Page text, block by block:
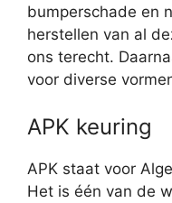
bumperschade en
herstellen van al
ons terecht.
voor diverse
APK keuring
APK staat voor
Het is één van de